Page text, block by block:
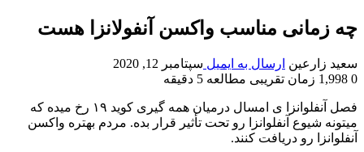
چه زمانی مناسب واکسن آنفولانزا هست
سعید زارعین ارسال به ایمیل سپتامبر 12, 2020
0
زمان تقریبی مطالعه 5 دقیقه
فصل آنفلوانزا ی امسال درمیان همه گیری کوید ۱۹ رخ میده که
میتونه شیوع آنفلوانزا رو تحت تأثیر قرار بده. مردم بهتره واکسن
آنفلوانزا رو دریافت کنند.